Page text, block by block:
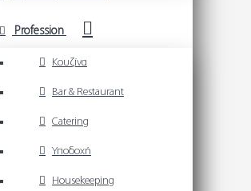
Profession
Κουζίνα
Bar & Restaurant
Catering
Υποδοχή
Housekeeping